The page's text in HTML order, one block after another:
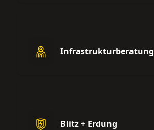
Infrastrukturberatung
Blitz + Erdung